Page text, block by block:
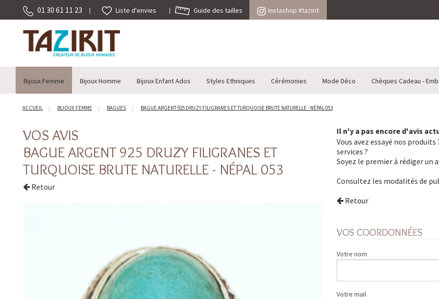
01 30 61 11 23 Liste d'envies Guide des tailles Instashop #tazirit
Bijoux Femme Bijoux Homme Bijoux Enfant Ados Styles Ethniques Cérémonies Mode Déco Chèques Cadeau -
ACCUEIL BIJOUX FEMME BAGUES BAGUE ARGENT 925 DRUZY FILIGRANES ET TURQUOISE BRUTE NATURELLE - NÉPAL 053
VOS AVIS
BAGUE ARGENT 925 DRUZY FILIGRANES ET
TURQUOISE BRUTE NATURELLE - NÉPAL 053
Retour
Il n'y a pas encore d'avis
Vous avez essayé nos
services ?
Soyez le premier à rédiger
Consultez les modalités de
Retour
VOS COORDONNÉES
Votre nom
Votre mail